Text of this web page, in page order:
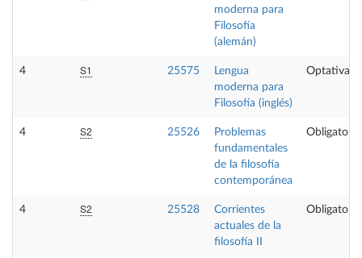
moderna para
Filosofía
(alemán)
4 S1 25575
Lengua
moderna para
Filosofía (inglés)
Optativa
4 S2 25526
Problemas
fundamentales
de la filosofía
contemporánea
Obligatoria
4 S2 25528
Corrientes
actuales de la
filosofía II
Obligatoria